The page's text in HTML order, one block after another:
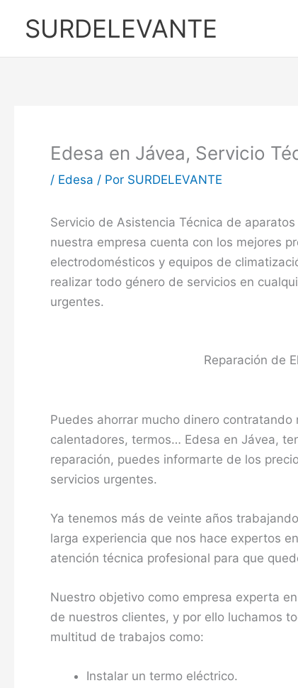
SURDELEVANTE
Edesa en Jávea, Servicio
/ Edesa / Por SURDELEVANTE
Servicio de Asistencia Técnica de
nuestra empresa cuenta con los mejores
electrodomésticos y equipos de
realizar todo género de servicios en
urgentes.
Reparación de
Puedes ahorrar mucho dinero
calentadores, termos… Edesa en Jávea,
reparación, puedes informarte de los
servicios urgentes.
Ya tenemos más de veinte años
larga experiencia que nos hace expertos
atención técnica profesional para que
Nuestro objetivo como empresa experta
de nuestros clientes, y por ello luchamos
multitud de trabajos como:
Instalar un termo eléctrico.